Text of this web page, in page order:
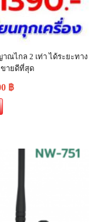
ณไกล 2 เท่า ได้ระยะทาง
ขายดีที่สุด
฿